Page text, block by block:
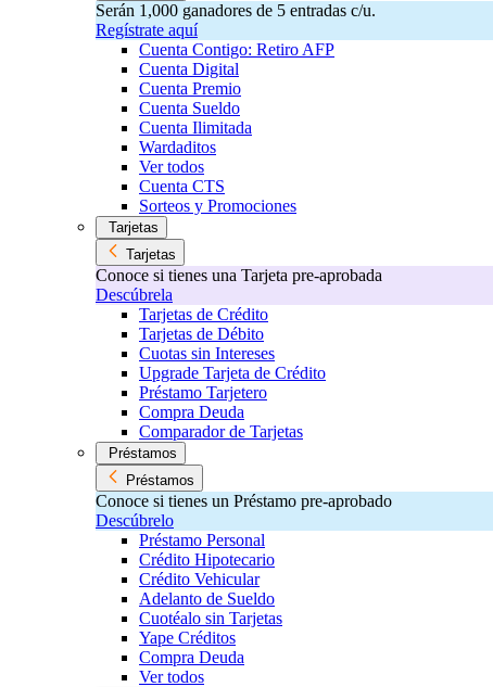
Serán 1,000 ganadores de 5 entradas c/u.
Regístrate aquí
Cuenta Contigo: Retiro AFP
Cuenta Digital
Cuenta Premio
Cuenta Sueldo
Cuenta Ilimitada
Wardaditos
Ver todos
Cuenta CTS
Sorteos y Promociones
Tarjetas
Tarjetas
Conoce si tienes una Tarjeta pre-aprobada
Descúbrela
Tarjetas de Crédito
Tarjetas de Débito
Cuotas sin Intereses
Upgrade Tarjeta de Crédito
Préstamo Tarjetero
Compra Deuda
Comparador de Tarjetas
Préstamos
Préstamos
Conoce si tienes un Préstamo pre-aprobado
Descúbrelo
Préstamo Personal
Crédito Hipotecario
Crédito Vehicular
Adelanto de Sueldo
Cuotéalo sin Tarjetas
Yape Créditos
Compra Deuda
Ver todos